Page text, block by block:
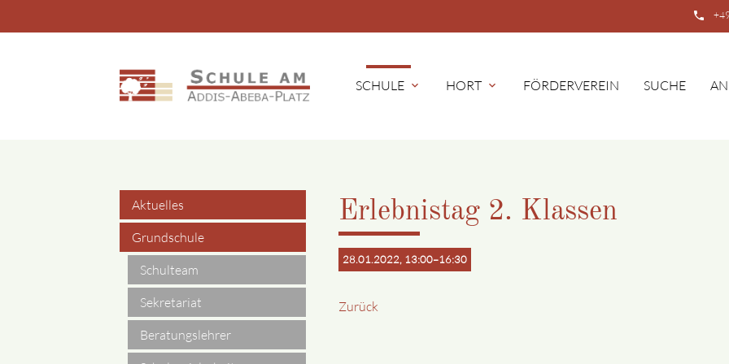
phone
SCHULE expand_more HORT expand_more FÖRDERVEREIN SUCHE
Erlebnistag 2. Klassen
28.01.2022, 13:00–16:30
Zurück
Navigation
überspringen
Aktuelles
Grundschule
Schulteam
Sekretariat
Beratungslehrer